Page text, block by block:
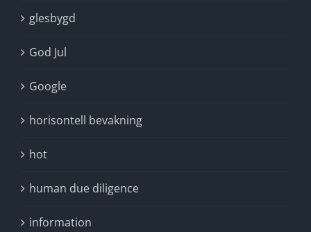
glesbygd
God Jul
Google
horisontell bevakning
hot
human due diligence
information